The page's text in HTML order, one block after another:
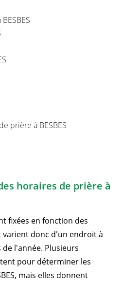
prière à BESBES
horaires de prière à
fixées en fonction des
varient donc d'un endroit à
l'année. Plusieurs
pour déterminer les
mais elles donnent